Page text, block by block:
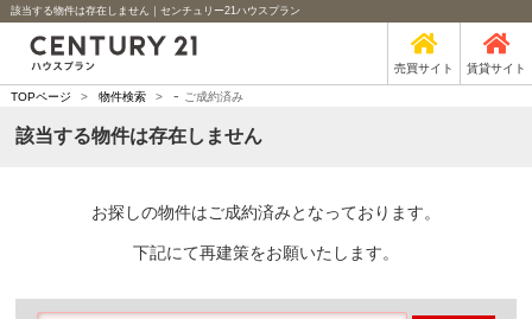
該当する物件は存在しません｜センチュリー21ハウスプラン
売買サイト 賃貸サイト
TOPページ > 物件検索 > - ご成約済み
該当する物件は存在しません
お探しの物件はご成約済みとなっております。
下記にて再建策をお願いたします。